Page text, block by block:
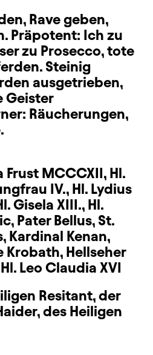
Rave geben,
Präpotent: Ich zu
zu Prosecco, tote
Steinig
ausgetrieben,
Geister
Räucherungen,
Frust MCCCXII, Hl.
IV., Hl. Lydius
Gisela XIII., Hl.
Pater Bellus, St.
Kardinal Kenan,
Krobath, Hellseher
Leo Claudia XVI
Resitant, der
des Heiligen